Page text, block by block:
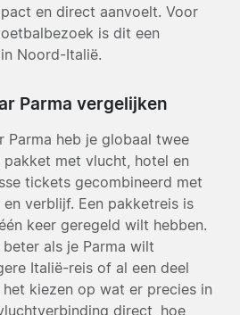
en direct aanvoelt. Voor
is dit een
Noord-Italië.
Parma vergelijken
Parma heb je globaal twee
met vlucht, hotel en
tickets gecombineerd met
verblijf. Een pakketreis is
keer geregeld wilt hebben.
als je Parma wilt
Italië-reis of al een deel
kiezen op wat er precies in
direct, hoe